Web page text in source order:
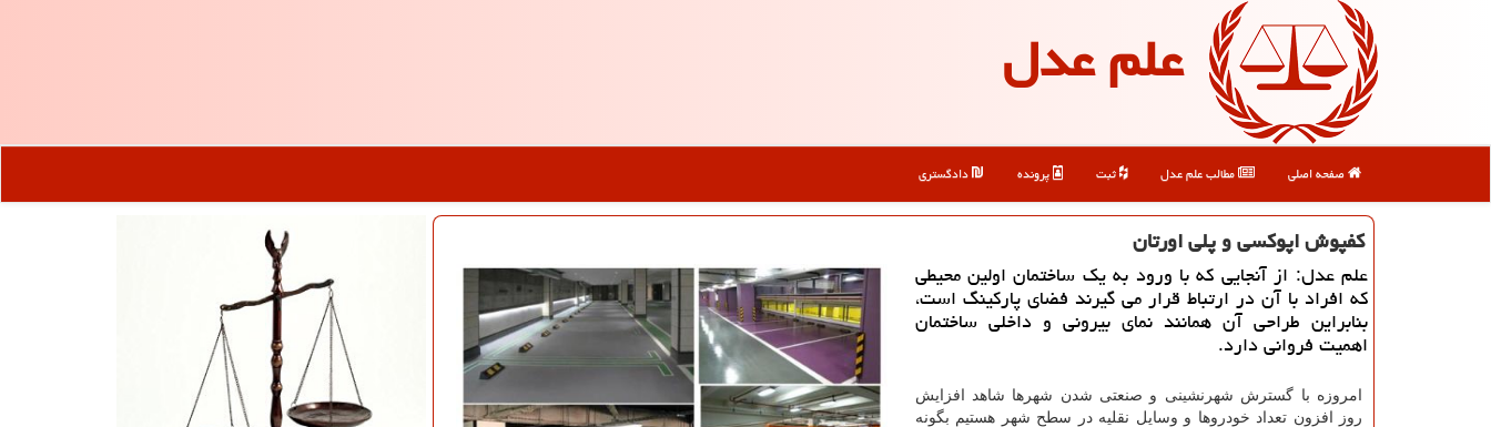
علم عدل
صفحه اصلی مطالب علم عدل ثبت پرونده دادگستری
كفپوش اپوكسی و پلی اورتان
علم عدل: از آنجایی كه با ورود به یك ساختمان اولین محیطی
كه افراد با آن در ارتباط قرار می گیرند فضای پاركینگ است،
بنابراین طراحی آن همانند نمای بیرونی و داخلی ساختمان
اهمیت فروانی دارد.
امروزه با گسترش شهرنشینی و صنعتی شدن شهرها شاهد افزایش
روز افزون تعداد خودروها و وسایل نقلیه در سطح شهر هستیم بگونه